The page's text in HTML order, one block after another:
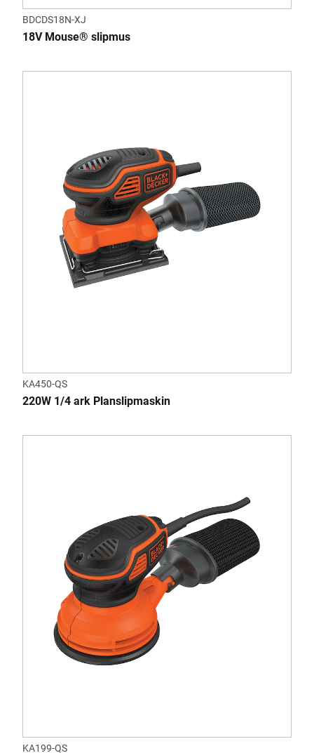
BDCDS18N-XJ
18V Mouse® slipmus
KA450-QS
220W 1/4 ark Planslipmaskin
KA199-QS